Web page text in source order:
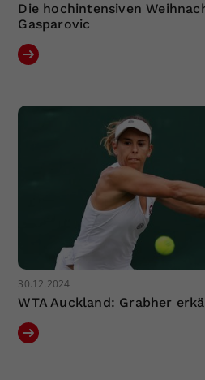
Die hochintensiven
Gasparovic
30.12.2024
WTA Auckland: Grabher